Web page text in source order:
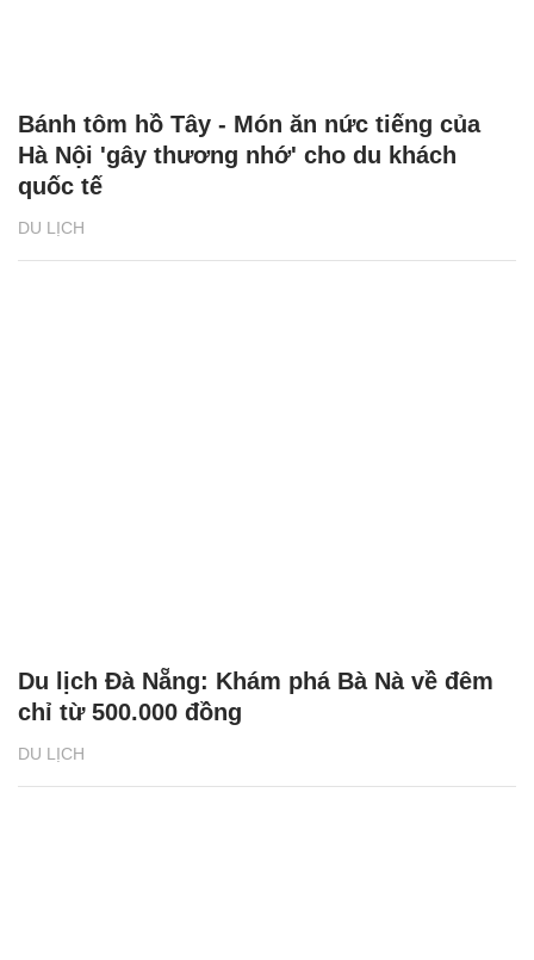
DU LỊCH
Bánh tôm hồ Tây - Món ăn nức tiếng của
Hà Nội 'gây thương nhớ' cho du khách
quốc tế
DU LỊCH
Du lịch Đà Nẵng: Khám phá Bà Nà về đêm
chỉ từ 500.000 đồng